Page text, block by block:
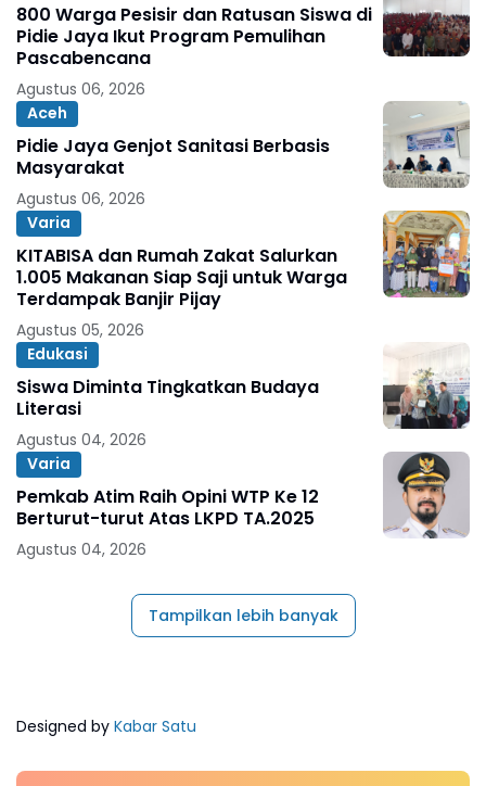
800 Warga Pesisir dan Ratusan Siswa di
Pidie Jaya Ikut Program Pemulihan
Pascabencana
Agustus 06, 2026
Aceh
Pidie Jaya Genjot Sanitasi Berbasis
Masyarakat
Agustus 06, 2026
Varia
KITABISA dan Rumah Zakat Salurkan
1.005 Makanan Siap Saji untuk Warga
Terdampak Banjir Pijay
Agustus 05, 2026
Edukasi
Siswa Diminta Tingkatkan Budaya
Literasi
Agustus 04, 2026
Varia
Pemkab Atim Raih Opini WTP Ke 12
Berturut-turut Atas LKPD TA.2025
Agustus 04, 2026
Tampilkan lebih banyak
Designed by Kabar Satu